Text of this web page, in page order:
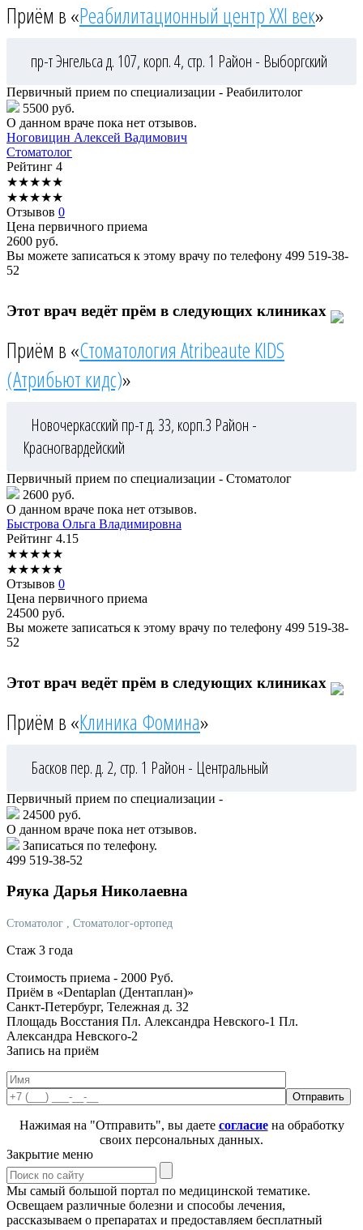
Приём в «Реабилитационный центр XXI век»
пр-т Энгельса д. 107, корп. 4, стр. 1 Район - Выборгский
Первичный прием по специализации - Реабилитолог
5500 руб.
О данном враче пока нет отзывов.
Ноговицин Алексей Вадимович
Стоматолог
Рейтинг 4
★★★★★
★★★★★
Отзывов 0
Цена первичного приема
2600 руб.
Вы можете записаться к этому врачу по телефону 499 519-38-
52
Этот врач ведёт прём в следующих клиниках
Приём в «Стоматология Atribeaute KIDS
(Атрибьют кидс)»
Новочеркасский пр-т д. 33, корп.3 Район -
Красногвардейский
Первичный прием по специализации - Стоматолог
2600 руб.
О данном враче пока нет отзывов.
Быстрова Ольга Владимировна
Рейтинг 4.15
★★★★★
★★★★★
Отзывов 0
Цена первичного приема
24500 руб.
Вы можете записаться к этому врачу по телефону 499 519-38-
52
Этот врач ведёт прём в следующих клиниках
Приём в «Клиника Фомина»
Басков пер. д. 2, стр. 1 Район - Центральный
Первичный прием по специализации -
24500 руб.
О данном враче пока нет отзывов.
Записаться по телефону.
499 519-38-52
Ряука Дарья Николаевна
Стоматолог , Стоматолог-ортопед
Стаж 3 года
Стоимость приема - 2000 Руб.
Приём в «Dentaplan (Дентаплан)»
Санкт-Петербург, Тележная д. 32
Площадь Восстания Пл. Александра Невского-1 Пл.
Александра Невского-2
Запись на приём
Нажимая на "Отправить", вы даете согласиена обработку
своих персональных данных.
Закрытие меню
Мы самый большой портал по медицинской тематике.
Освещаем различные болезни и способы лечения,
рассказываем о препаратах и предоставляем бесплатный